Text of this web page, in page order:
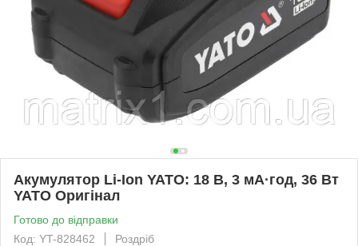
Акумулятор Li-Ion YATO: 18 В, 3 мА·год, 36 Вт
YATO Оригінал
Готово до відправки
Код: YT-828462
Роздріб